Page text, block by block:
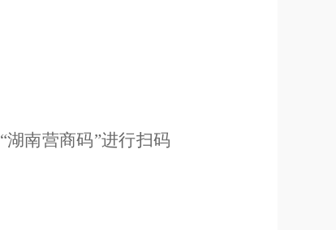
“湖南营商码”进行扫码